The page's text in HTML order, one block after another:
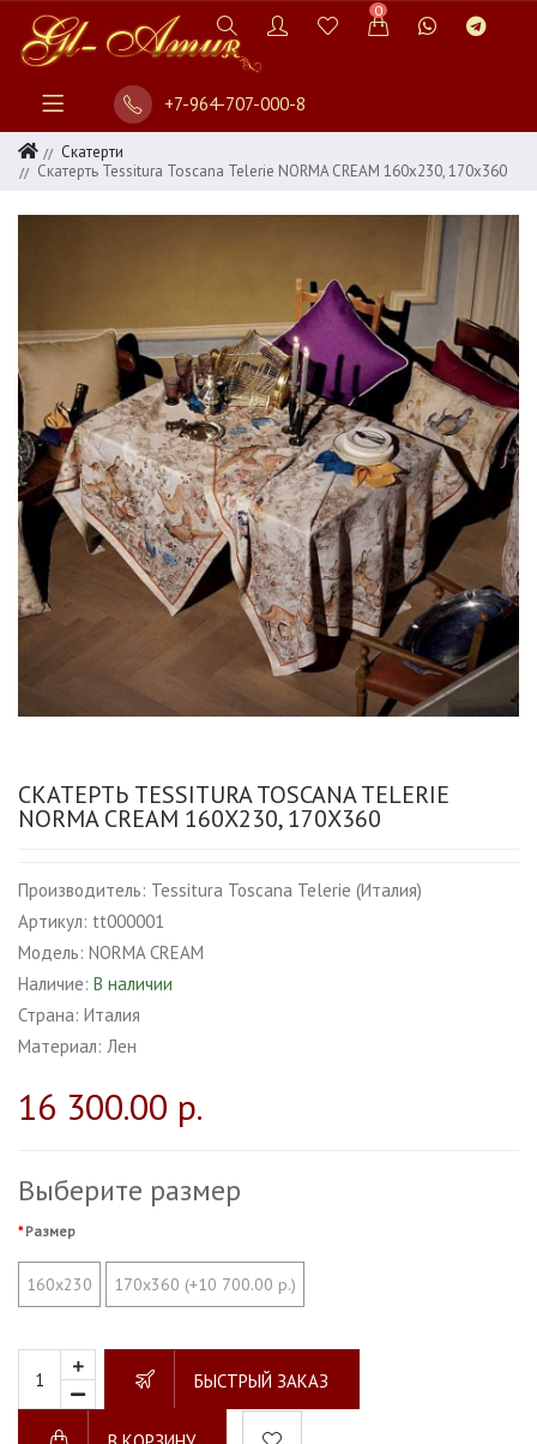
0
+7-964-707-000-8
Скатерти
Скатерть Tessitura Toscana Telerie NORMA CREAM 160х230, 170х360
СКАТЕРТЬ TESSITURA TOSCANA TELERIE
NORMA CREAM 160Х230, 170Х360
Производитель: Tessitura Toscana Telerie (Италия)
Артикул: tt000001
Модель: NORMA CREAM
Наличие: В наличии
Страна: Италия
Материал: Лен
16 300.00 р.
Выберите размер
Размер
160х230 170х360 (+10 700.00 р.)
БЫСТРЫЙ ЗАКАЗ